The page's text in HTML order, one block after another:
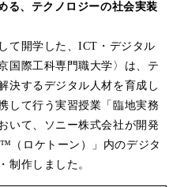
る、テクノロジーの社会実装
て開学した、ICT・デジタル
国際工科専門職大学〉は、テ
決するデジタル人材を育成し
して行う実習授業「臨地実務
いて、ソニー株式会社が開発
（ロケトーン）」内のデジタ
制作しました。